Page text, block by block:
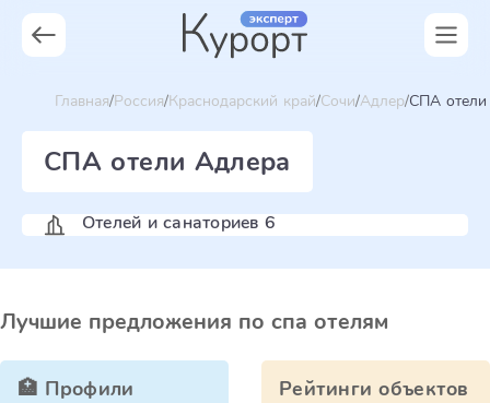
Главная Россия Краснодарский край Сочи Адлер СПА отели
СПА отели Адлера
Отелей и санаториев 6
Лучшие предложения по спа отелям
🏥 Профили
Рейтинги объектов